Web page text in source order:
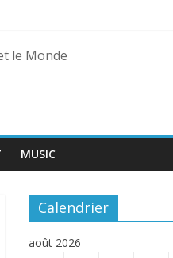
le Monde
MUSIC
Calendrier
août 2026